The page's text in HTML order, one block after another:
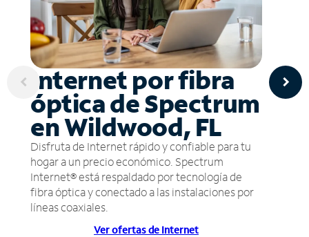
Internet por fibra
óptica de Spectrum
en Wildwood, FL
Disfruta de Internet rápido y confiable para tu
hogar a un precio económico. Spectrum
Internet® está respaldado por tecnología de
fibra óptica y conectado a las instalaciones por
líneas coaxiales.
Ver ofertas de Internet